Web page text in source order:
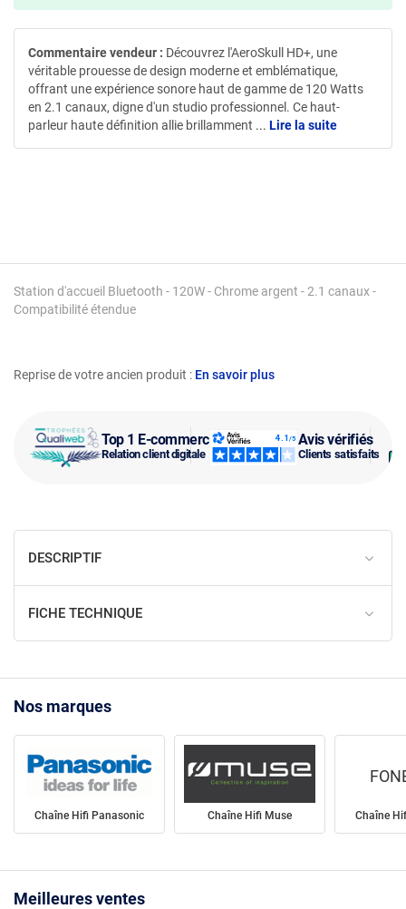
Top 1 E-commerce
Relation client digitale
Avis vérifiés
Clients satisfaits
Reprise de votre ancien produit : En savoir plus
Station d'accueil Bluetooth - 120W - Chrome argent - 2.1 canaux -
Compatibilité étendue
Commentaire vendeur : Découvrez l'AeroSkull HD+, une
véritable prouesse de design moderne et emblématique,
offrant une expérience sonore haut de gamme de 120 Watts
en 2.1 canaux, digne d'un studio professionnel. Ce haut-
parleur haute définition allie brillamment ... Lire la suite
DESCRIPTIF
FICHE TECHNIQUE
Nos marques
Chaîne Hifi Panasonic Chaîne Hifi Muse Chaîne
Meilleures ventes